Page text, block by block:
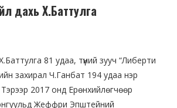
дахь Х.Баттулга
81 удаа, түүний зууч “Либерти
захирал Ч.Ганбат 194 удаа нэр
2017 онд Ерөнхийлөгчөөр
Жеффри Эпштейний